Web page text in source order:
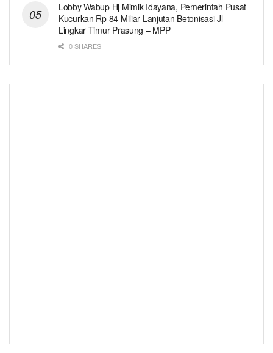
Lobby Wabup Hj Mimik Idayana, Pemerintah Pusat
Kucurkan Rp 84 Miliar Lanjutan Betonisasi Jl
Lingkar Timur Prasung – MPP
0 SHARES